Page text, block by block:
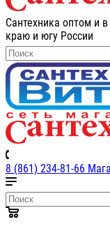
Сантехника оптом и
краю и югу России
8 (861) 234-81-66